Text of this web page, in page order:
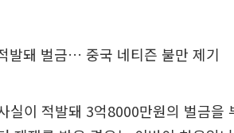
발돼 벌금… 중국 네티즌 불만 제기
실이 적발돼 3억8000만원의 벌금을